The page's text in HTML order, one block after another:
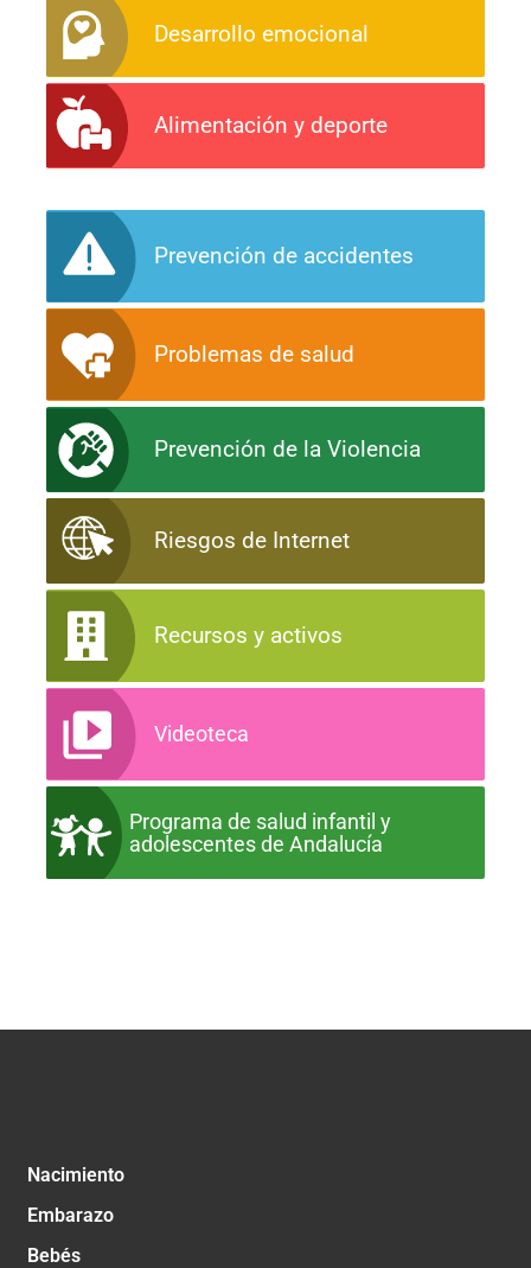
Desarrollo emocional
Alimentación y deporte
Prevención de accidentes
Problemas de salud
Prevención de la Violencia
Riesgos de Internet
Recursos y activos
Videoteca
Programa de salud infantil y
adolescentes de Andalucía
Nacimiento
Embarazo
Bebés